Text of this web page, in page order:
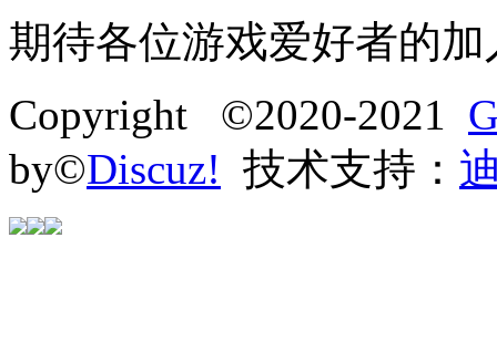
期待各位游戏爱好者的加
Copyright ©2020-2021
by©Discuz! 技术支持：